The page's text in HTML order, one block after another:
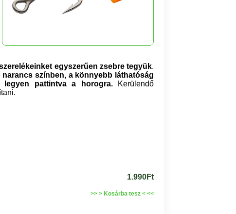
egyszerűen zsebre tegyük.
színben, a könnyebb láthatóság
legyen pattintva a horogra.Kerülendő
1.990Ft
>> > Kosárba tesz < <<